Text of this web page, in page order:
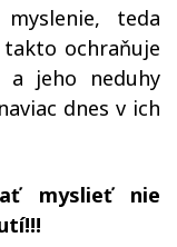
teda
ochraňuje
a jeho neduhy
dnes v ich
myslieť nie